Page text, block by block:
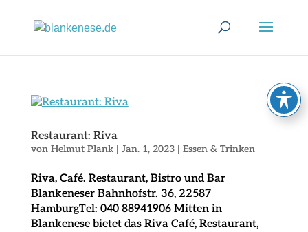
Restaurant: Riva
von Helmut Plank| Jan. 1, 2023| Essen & Trinken
Riva, Café. Restaurant, Bistro und Bar
Blankeneser Bahnhofstr. 36, 22587
HamburgTel: 040 88941906 Mitten in
Blankenese bietet das Riva Café, Restaurant,